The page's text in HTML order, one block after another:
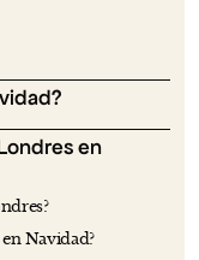
en
Navidad?